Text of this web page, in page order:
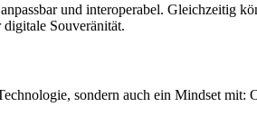
und interoperabel. Gleichzeitig
Souveränität.
sondern auch ein Mindset mit: